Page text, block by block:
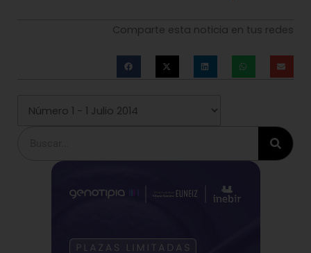
Comparte esta noticia en tus redes